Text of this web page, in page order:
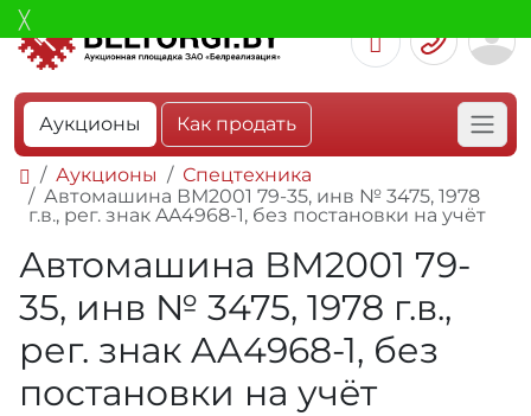
Аукционы Как продать
Аукционы
Спецтехника
Автомашина ВМ2001 79-35, инв № 3475, 1978
г.в., рег. знак AA4968-1, без постановки на учёт
Автомашина ВМ2001 79-
35, инв № 3475, 1978 г.в.,
рег. знак AA4968-1, без
постановки на учёт